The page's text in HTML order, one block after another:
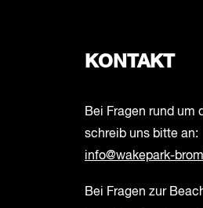
KONTAKT
Bei Fragen rund um
schreib uns bitte an:
info@wakepark-
Bei Fragen zur